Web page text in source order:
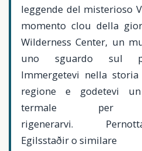
leggende del misterioso
momento clou della
Wilderness Center, un
uno sguardo sul
Immergetevi nella
regione e godetevi
termale per
rigenerarvi.
Egilsstaðir o similare